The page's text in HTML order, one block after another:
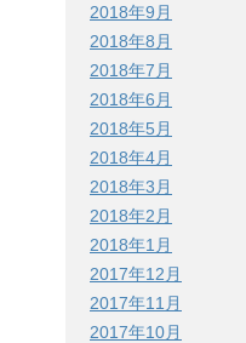
2018年9月
2018年8月
2018年7月
2018年6月
2018年5月
2018年4月
2018年3月
2018年2月
2018年1月
2017年12月
2017年11月
2017年10月